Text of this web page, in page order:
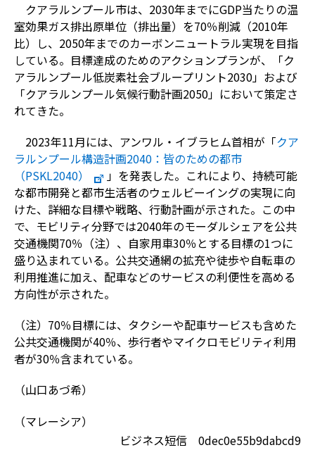
クアラルンプール市は、2030年までにGDP当たりの温
室効果ガス排出原単位（排出量）を70％削減（2010年
比）し、2050年までのカーボンニュートラル実現を目指
している。目標達成のためのアクションプランが、「ク
アラルンプール低炭素社会ブループリント2030」および
「クアラルンプール気候行動計画2050」において策定さ
れてきた。
2023年11月には、アンワル・イブラヒム首相が「クア
ラルンプール構造計画2040：皆のための都市
（PSKL2040）
」を発表した。これにより、持続可能
な都市開発と都市生活者のウェルビーイングの実現に向
けた、詳細な目標や戦略、行動計画が示された。この中
で、モビリティ分野では2040年のモーダルシェアを公共
交通機関70％（注）、自家用車30％とする目標の1つに
盛り込まれている。公共交通網の拡充や徒歩や自転車の
利用推進に加え、配車などのサービスの利便性を高める
方向性が示された。
（注）70％目標には、タクシーや配車サービスも含めた
公共交通機関が40％、歩行者やマイクロモビリティ利用
者が30％含まれている。
（山口あづ希）
（マレーシア）
ビジネス短信 0dec0e55b9dabcd9